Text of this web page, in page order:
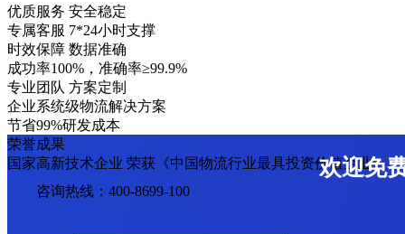
优质服务 安全稳定
专属客服 7*24小时支撑
时效保障 数据准确
成功率100%，准确率≥99.9%
专业团队 方案定制
企业系统级物流解决方案
节省99%研发成本
荣誉成果
国家高新技术企业 荣获《中国物流行业最具投资价值企业》
欢迎免
咨询热线：400-8699-100